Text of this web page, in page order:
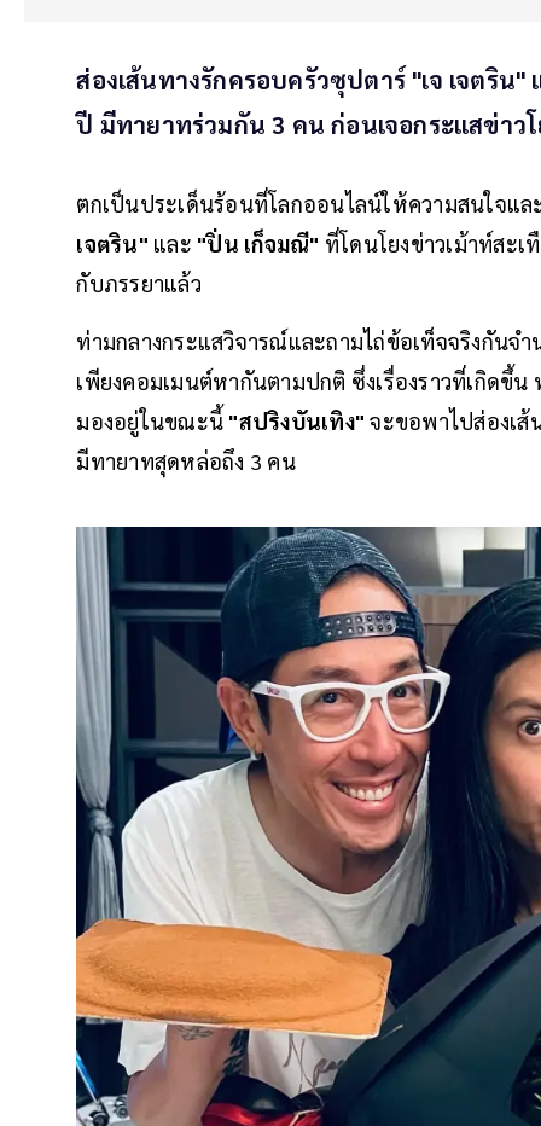
ส่องเส้นทางรักครอบครัวซุปตาร์ "เจ เจตริ
ปี มีทายาทร่วมกัน 3 คน ก่อนเจอกระแสข่าว
ตกเป็นประเด็นร้อนที่โลกออนไลน์ให้ความสนใจแล
เจตริน" และ "ปิ่น เก็จมณี" ที่โดนโยงข่าวเม้าท์สะ
กับภรรยาแล้ว
ท่ามกลางกระแสวิจารณ์และถามไถ่ข้อเท็จจริงกัน
เพียงคอมเมนต์หากันตามปกติ ซึ่งเรื่องราวที่เกิดขึ้
มองอยู่ในขณะนี้ "สปริงบันเทิง" จะขอพาไปส่องเส้
มีทายาทสุดหล่อถึง 3 คน